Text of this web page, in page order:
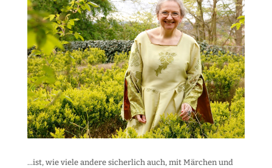
...ist, wie viele andere sicherlich auch, mit Märchen und